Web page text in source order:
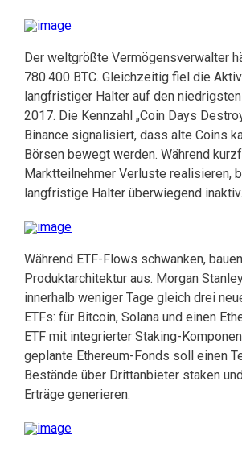
Der weltgrößte Vermögensverwalter
780.400 BTC. Gleichzeitig fiel die
langfristiger Halter auf den
2017. Die Kennzahl „Coin Days
Binance signalisiert, dass alte Coins
Börsen bewegt werden. Während
Marktteilnehmer Verluste realisieren,
langfristige Halter überwiegend inaktiv.
Während ETF-Flows schwanken,
Produktarchitektur aus. Morgan
innerhalb weniger Tage gleich drei
ETFs: für Bitcoin, Solana und einen
ETF mit integrierter Staking-
geplante Ethereum-Fonds soll einen
Bestände über Drittanbieter staken
Erträge generieren.